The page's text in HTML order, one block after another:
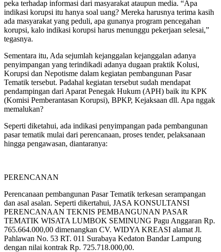
peka terhadap informasi dari masyarakat ataupun media. “Apa
indikasi korupsi itu hanya soal uang? Mereka harusnya terima kasih
ada masyarakat yang peduli, apa gunanya program pencegahan
korupsi, kalo indikasi korupsi harus menunggu pekerjaan selesai,”
tegasnya.
Sementara itu, Ada sejumlah kejanggalan kejanggalan adanya
penyimpangan yang terindikadi adanya dugaan praktik Kolusi,
Korupsi dan Nepotisme dalam kegiatan pembangunan Pasar
Tematik tersebut. Padahal kegiatan tersebut sudah mendapat
pendampingan dari Aparat Penegak Hukum (APH) baik itu KPK
(Komisi Pemberantasan Korupsi), BPKP, Kejaksaan dll. Apa nggak
memalukan?
Seperti diketahui, ada indikasi penyimpangan pada pembangunan
pasar tematik mulai dari perencanaan, proses tender, pelaksanaan
hingga pengawasan, diantaranya:
PERENCANAN
Perencanaan pembangunan Pasar Tematik terkesan serampangan
dan asal asalan. Seperti dikertahui, JASA KONSULTANSI
PERENCANAAN TEKNIS PEMBANGUNAN PASAR
TEMATIK WISATA LUMBOK SEMINUNG Pagu Anggaran Rp.
765.664.000,00 dimenangkan CV. WIDYA KREASI alamat Jl.
Pahlawan No. 53 RT. 011 Surabaya Kedaton Bandar Lampung
dengan nilai kontrak Rp. 725.718.000,00.